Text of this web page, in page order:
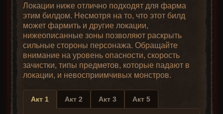
Локации ниже отлично подходят для фарма
этим билдом. Несмотря на то, что этот билд
может фармить и другие локации,
нижеописанные зоны позволяют раскрыть
сильные стороны персонажа. Обращайте
внимание на уровень опасности, скорость
зачистки, типы предметов, которые падают в
локации, и невосприимчивых монстров.
Акт 1 Акт 2 Акт 3 Акт 5